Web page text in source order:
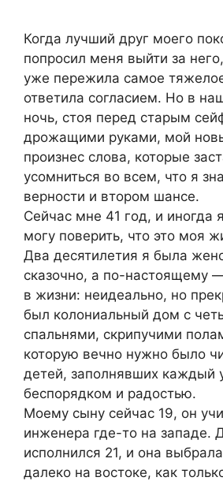
Когда лучший друг моего
попросил меня выйти за
уже пережила самое
ответила согласием. Но в
ночь, стоя перед старым
дрожащими руками, мой
произнес слова, которые
усомниться во всем, что я
верности и втором шансе.
Сейчас мне 41 год, и иногда
могу поверить, что это моя
Два десятилетия я была
сказочно, а по-настоящему
в жизни: неидеально, но
был колониальный дом с
спальнями, скрипучими
которую вечно нужно было
детей, заполнявших каждый
беспорядком и радостью.
Моему сыну сейчас 19, он
инженера где-то на западе.
исполнился 21, и она
далеко на востоке, как